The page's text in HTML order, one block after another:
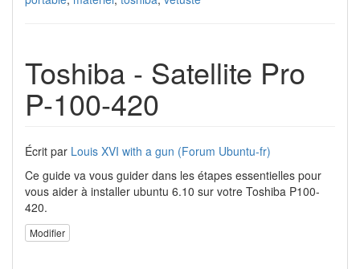
Toshiba - Satellite Pro
P-100-420
Écrit par Louis XVI with a gun (Forum Ubuntu-fr)
Ce guide va vous guider dans les étapes essentielles pour
vous aider à installer ubuntu 6.10 sur votre Toshiba P100-
420.
Modifier